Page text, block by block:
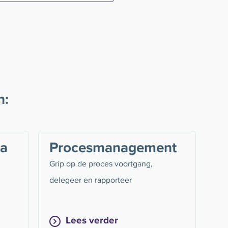
Procesmanagement
Grip op de proces voortgang,
delegeer en rapporteer
Lees verder